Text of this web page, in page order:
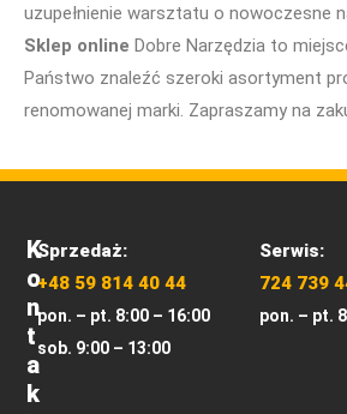
uzupełnienie warsztatu o nowoczesne
Sklep online Dobre Narzędzia to
Państwo znaleźć szeroki asortyment
renomowanej marki. Zapraszamy na
K
O
N
T
A
K
Sprzedaż:
+48 59 814 40 44
pon. – pt. 8:00 – 16:00
sob. 9:00 – 13:00
Serwis:
724 739
pon. – pt.